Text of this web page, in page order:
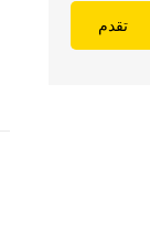
تقدم